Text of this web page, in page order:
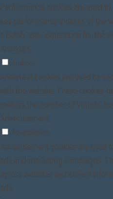
Performance cookies are used
key performance indexes of the
a better user experience for the
Analytics
Analytics
Analytical cookies are used to
with the website. These cookies
metrics the number of visitors,
Advertisement
Advertisement
Advertisement cookies are used
ads and marketing campaigns.
across websites and collect
ads.